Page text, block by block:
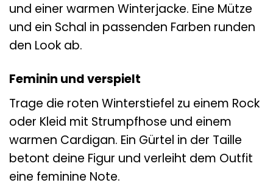
und einer warmen Winterjacke. Eine Mütze
und ein Schal in passenden Farben runden
den Look ab.
Feminin und verspielt
Trage die roten Winterstiefel zu einem Rock
oder Kleid mit Strumpfhose und einem
warmen Cardigan. Ein Gürtel in der Taille
betont deine Figur und verleiht dem Outfit
eine feminine Note.